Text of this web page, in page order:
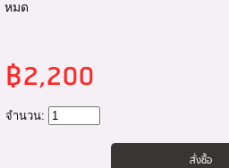
หมด
฿2,200
จำนวน: